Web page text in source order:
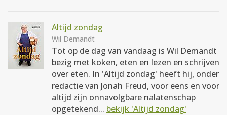
Altijd zondag
Wil Demandt
Tot op de dag van vandaag is Wil Demandt
bezig met koken, eten en lezen en schrijven
over eten. In 'Altijd zondag' heeft hij, onder
redactie van Jonah Freud, voor eens en voor
altijd zijn onnavolgbare nalatenschap
opgetekend... bekijk 'Altijd zondag'